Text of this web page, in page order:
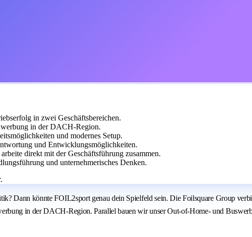
in zwei Geschäftsbereichen.
in der DACH-Region.
und modernes Setup.
und Entwicklungsmöglichkeiten.
direkt mit der Geschäftsführung zusammen.
und unternehmerisches Denken.
Dann könnte FOIL2sport genau dein Spielfeld sein. Die Foilsquare Group
in der DACH-Region. Parallel bauen wir unser Out-of-Home- und